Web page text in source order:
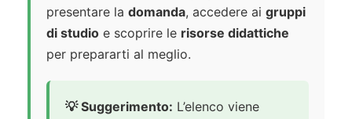
presentare la domanda, accedere ai gruppi
di studio e scoprire le risorse didattiche
per prepararti al meglio.
💡 Suggerimento: L’elenco viene